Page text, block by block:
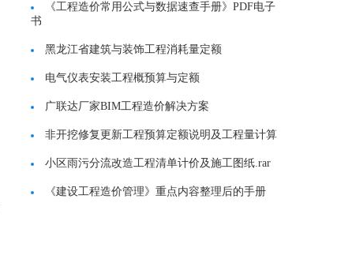
《工程造价常用公式与数据速查手册》PDF电子
书
黑龙江省建筑与装饰工程消耗量定额
电气仪表安装工程概预算与定额
广联达厂家BIM工程造价解决方案
非开挖修复更新工程预算定额说明及工程量计算
小区雨污分流改造工程清单计价及施工图纸.rar
《建设工程造价管理》重点内容整理后的手册